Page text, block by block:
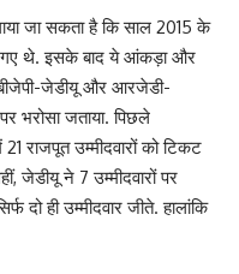
जा सकता है कि साल 2015 के
गए थे. इसके बाद ये आंकड़ा और
जेडीयू और आरजेडी-
भरोसा जताया. पिछले
राजपूत उम्मीदवारों को टिकट
जेडीयू ने 7 उम्मीदवारों पर
दो ही उम्मीदवार जीते. हालांकि